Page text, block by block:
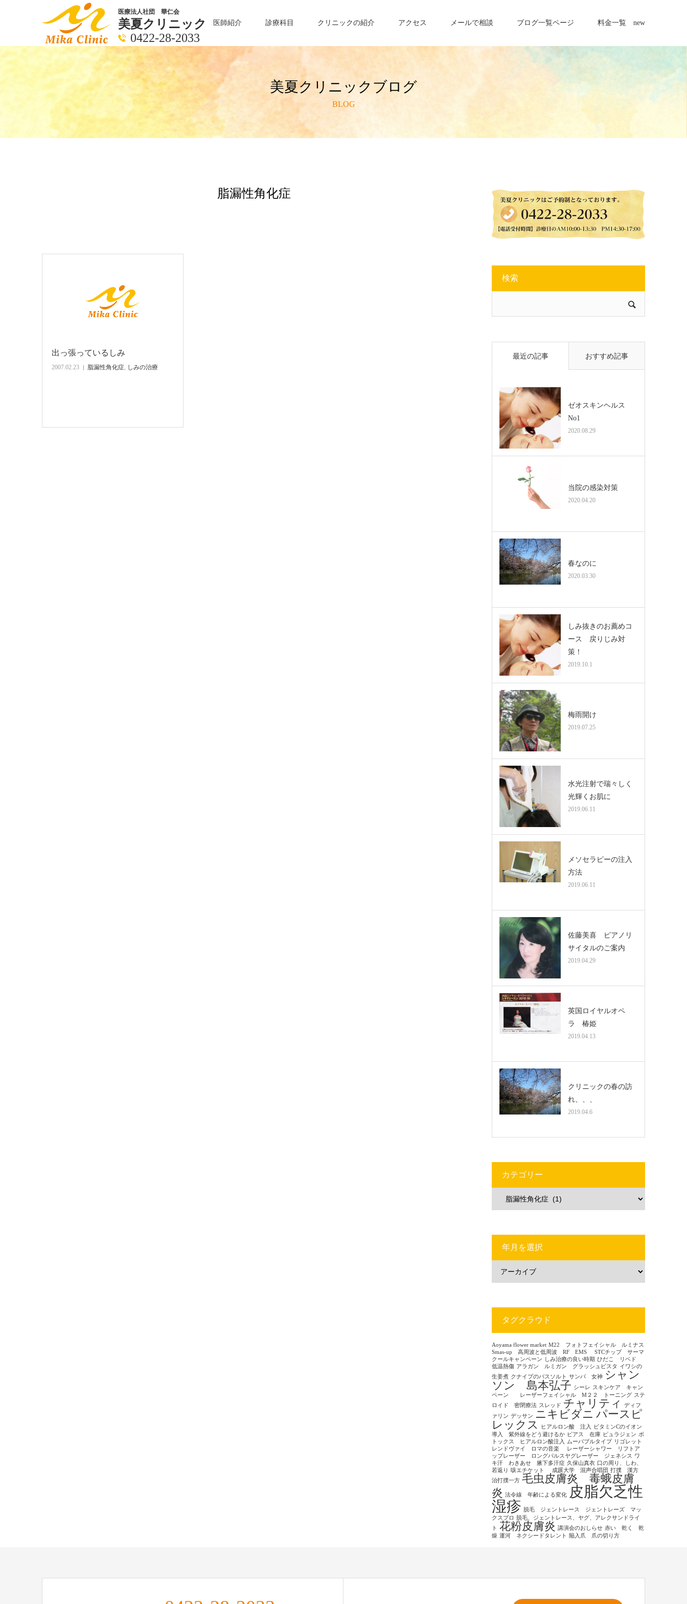
医療法人社団 華仁会
美夏クリニック
0422-28-2033
医師紹介 診療科目 クリニックの紹介 アクセス メールで相談 ブログ一覧ページ 料金一覧 new
美夏クリニックブログ
BLOG
脂漏性角化症
出っ張っているしみ
2007.02.23 脂漏性角化症 しみの治療
検索
最近の記事 おすすめ記事
ゼオスキンヘルス
No1
2020.08.29
当院の感染対策
2020.04.20
春なのに
2020.03.30
しみ抜きのお薦めコ
ース 戻りじみ対
策！
2019.10.1
梅雨開け
2019.07.25
水光注射で瑞々しく
光輝くお肌に
2019.06.11
メソセラピーの注入
方法
2019.06.11
佐藤美喜 ピアノリ
サイタルのご案内
2019.04.29
英国ロイヤルオペ
ラ 椿姫
2019.04.13
クリニックの春の訪
れ、、、
2019.04.6
カテゴリー
年月を選択
タグクラウド
Aoyama flower market M22 フォトフェイシャル ルミナス
Smas-up 高周波と低周波 RF EMS
STCチップ サーマ
クールキャンペーン
しみ治療の良い時期 ひだこ リベド
低温熱傷 アラガン ルミガン グラッシュビスタ
イワシの
生姜煮 クナイプのバスソルト サンバ 女神 シャン
ソン 島本弘子 シーレ スキンケア キャン
ペーン レーザーフェイシャル M２２ トーニング ステ
ロイド 密閉療法 スレッド チャリティ
ディフ
ァリン デッサン ニキビダニ パースピ
レックス
ヒアルロン酸 注入
ビタミンCのイオン
導入 紫外線をどう避けるか ピアス 在庫 ピュラジェン ボ
トックス ヒアルロン酸注入 ムーバブルタイプ リゴレット
レンドヴァイ ロマの音楽
レーザーシャワー リフトア
ップレーザー ロングパルスヤグレーザー ジェネシス ワ
キ汗 わきあせ 腋下多汗症 久保山真衣 口の周り、しわ、
若返り 咳エチケット 成蹊大学 混声合唱団 打撲 漢方
治打撲一方 毛虫皮膚炎 毒蛾皮膚
炎 法令線 年齢による変化
皮脂欠乏性
湿疹
脱毛 ジェントレース ジェントレーズ マッ
クスプロ
脱毛、ジェントレース、ヤグ、アレクサンドライ
ト 花粉皮膚炎 講演会のおしらせ 赤い 乾く 乾
燥 運河 ネクシードタレント 陥入爪 爪の切り方